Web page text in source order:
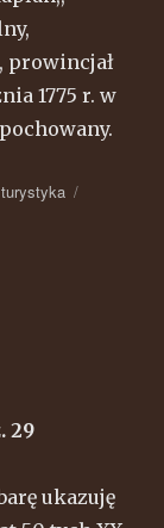
prowincjał
1775 r. w
29
ukazuję